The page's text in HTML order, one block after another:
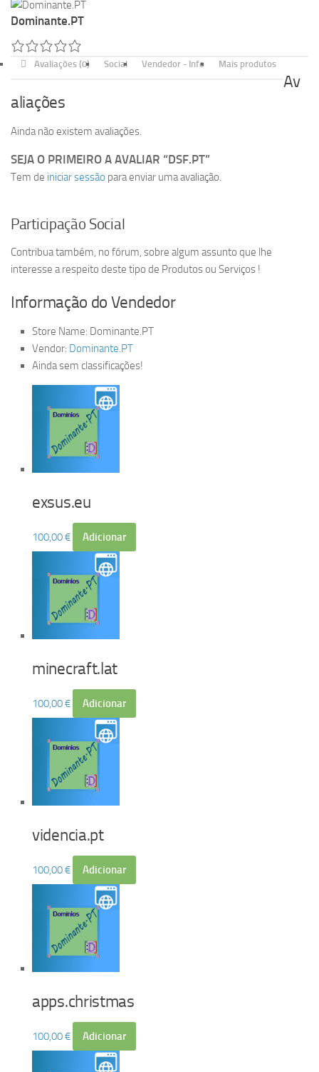
Dominante.PT
Avaliações (0) Social Vendedor - Info Mais produtos
Av
aliações
Ainda não existem avaliações.
SEJA O PRIMEIRO A AVALIAR “DSF.PT”
Tem de iniciar sessão para enviar uma avaliação.
Participação Social
Contribua também, no fórum, sobre algum assunto que lhe
interesse a respeito deste tipo de Produtos ou Serviços !
Informação do Vendedor
Store Name: Dominante.PT
Vendor: Dominante.PT
Ainda sem classificações!
exsus.eu
100,00€ Adicionar
minecraft.lat
100,00€ Adicionar
videncia.pt
100,00€ Adicionar
apps.christmas
100,00€ Adicionar